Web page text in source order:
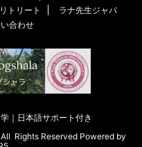
トリート
ラナ先生ジャパ
合わせ
｜日本語サポート付き
Rights Reserved Powered by